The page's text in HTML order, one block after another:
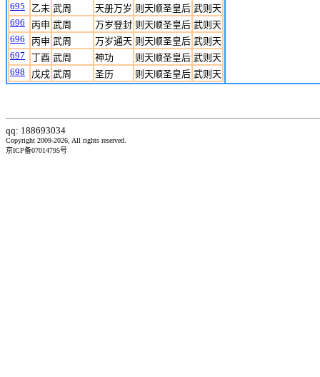
695
乙未 武周 天册万岁 则天顺圣皇后 武则天
696
丙申 武周 万岁登封 则天顺圣皇后 武则天
696
丙申 武周 万岁通天 则天顺圣皇后 武则天
697
丁酉 武周 神功 则天顺圣皇后 武则天
698
戊戌 武周 圣历 则天顺圣皇后 武则天
qq: 188693034
Copyright 2009-2026, All rights reserved.
京ICP备07014795号